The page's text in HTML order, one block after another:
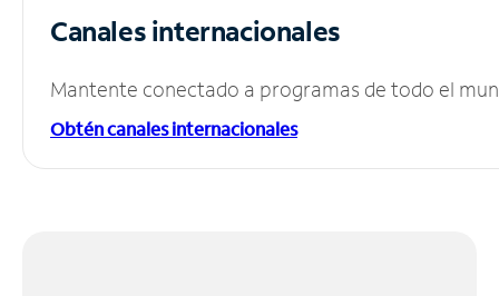
Canales internacionales
Mantente conectado a programas de todo el
Obtén canales internacionales